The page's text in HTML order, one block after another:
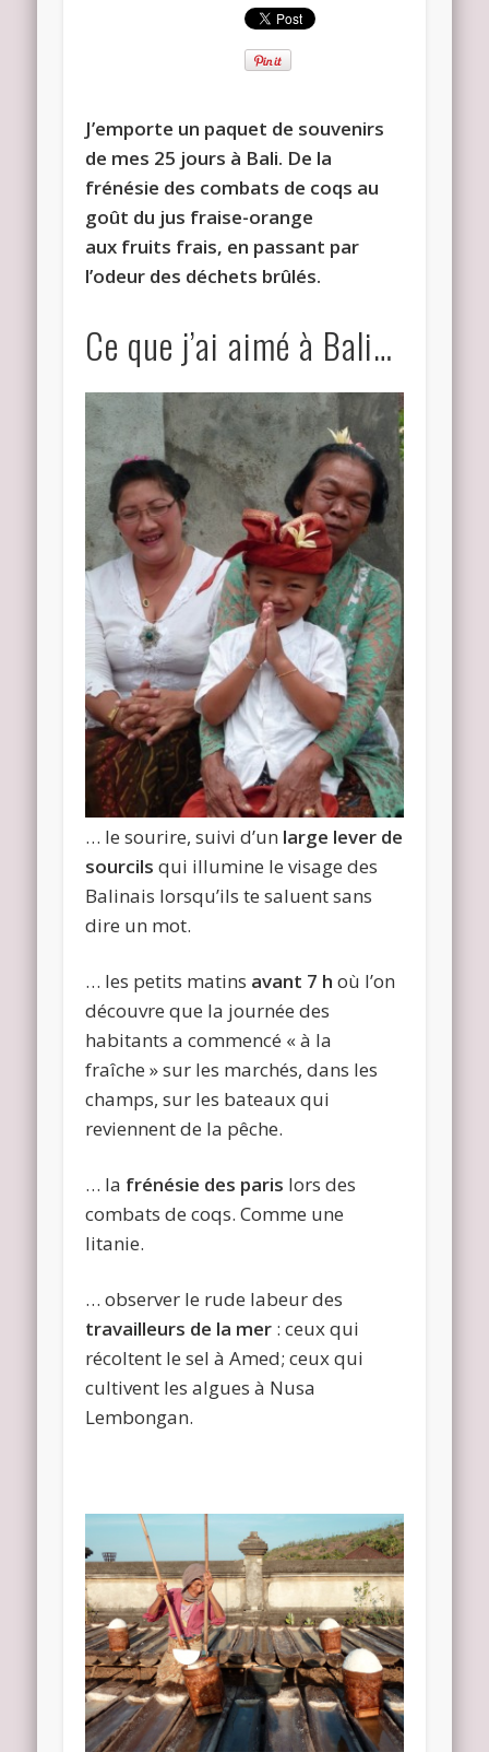
J’emporte un paquet de souvenirs
de mes 25 jours à Bali. De la
frénésie des combats de coqs au
goût du jus fraise-orange
aux fruits frais, en passant par
l’odeur des déchets brûlés.
Ce que j’ai aimé à Bali…
… le sourire, suivi d’un large lever de
sourcils qui illumine le visage des
Balinais lorsqu’ils te saluent sans
dire un mot.
… les petits matins avant 7 h où l’on
découvre que la journée des
habitants a commencé « à la
fraîche » sur les marchés, dans les
champs, sur les bateaux qui
reviennent de la pêche.
… la frénésie des paris lors des
combats de coqs. Comme une
litanie.
… observer le rude labeur des
travailleurs de la mer : ceux qui
récoltent le sel à Amed; ceux qui
cultivent les algues à Nusa
Lembongan.